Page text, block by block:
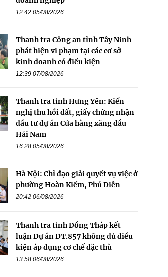
12:42 05/08/2026
Thanh tra Công an tỉnh Tây Ninh
phát hiện vi phạm tại các cơ sở
kinh doanh có điều kiện
12:39 07/08/2026
Thanh tra tỉnh Hưng Yên: Kiến
nghị thu hồi đất, giấy chứng nhận
đầu tư dự án Cửa hàng xăng dầu
Hải Nam
16:28 05/08/2026
Hà Nội: Chỉ đạo giải quyết vụ việc ở
phường Hoàn Kiếm, Phú Diễn
20:42 06/08/2026
Thanh tra tỉnh Đồng Tháp kết
luận Dự án ĐT.857 không đủ điều
kiện áp dụng cơ chế đặc thù
13:58 06/08/2026